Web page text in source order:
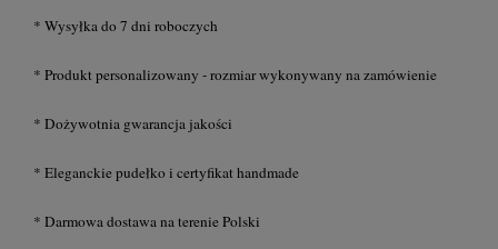
* Wysyłka do 7 dni roboczych
* Produkt personalizowany - rozmiar wykonywany na zamówienie
* Dożywotnia gwarancja jakości
* Eleganckie pudełko i certyfikat handmade
* Darmowa dostawa na terenie Polski